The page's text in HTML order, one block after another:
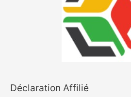
Déclaration Affilié